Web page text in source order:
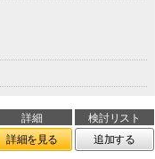
詳細
検討リスト
詳細を見る 追加する